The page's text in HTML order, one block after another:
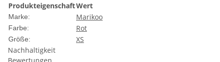
ProdukteigenschaftWert
Marke: Marikoo
Farbe: Rot
Größe:
XS
Nachhaltigkeit